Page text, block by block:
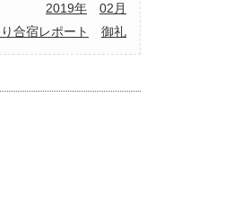
2019年
02月
合宿レポート 御礼